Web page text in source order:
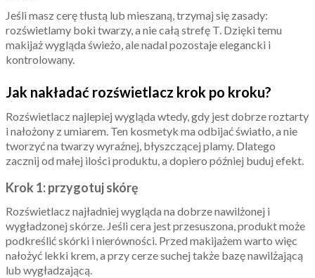
Jeśli masz cerę tłustą lub mieszaną, trzymaj się zasady:
rozświetlamy boki twarzy, a nie całą strefę T. Dzięki temu
makijaż wygląda świeżo, ale nadal pozostaje elegancki i
kontrolowany.
Jak nakładać rozświetlacz krok po kroku?
Rozświetlacz najlepiej wygląda wtedy, gdy jest dobrze roztarty
i nałożony z umiarem. Ten kosmetyk ma odbijać światło, a nie
tworzyć na twarzy wyraźnej, błyszczącej plamy. Dlatego
zacznij od małej ilości produktu, a dopiero później buduj efekt.
Krok 1: przygotuj skórę
Rozświetlacz najładniej wygląda na dobrze nawilżonej i
wygładzonej skórze. Jeśli cera jest przesuszona, produkt może
podkreślić skórki i nierówności. Przed makijażem warto więc
nałożyć lekki krem, a przy cerze suchej także bazę nawilżającą
lub wygładzającą.